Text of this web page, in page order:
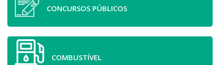
CONCURSOS PÚBLICOS
COMBUSTÍVEL